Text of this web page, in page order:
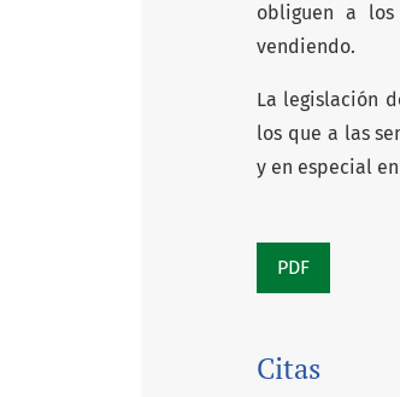
obliguen a
vendiendo.
La legislación
los que a las
y en especial
PDF
Citas